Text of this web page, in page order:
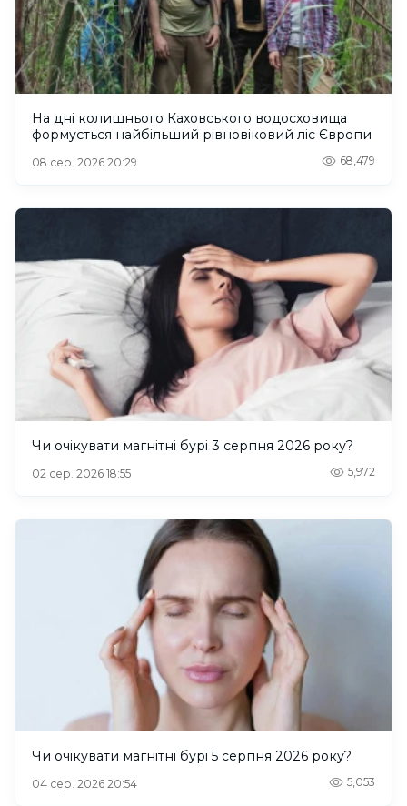
На дні колишнього Каховського водосховища
формується найбільший рівновіковий ліс Європи
08 сер. 2026 20:29 68,479
Чи очікувати магнітні бурі 3 серпня 2026 року?
02 сер. 2026 18:55 5,972
Чи очікувати магнітні бурі 5 серпня 2026 року?
04 сер. 2026 20:54 5,053